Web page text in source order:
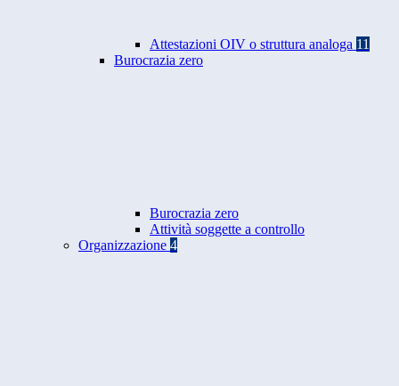
Attestazioni OIV o struttura analoga 11
Burocrazia zero
Burocrazia zero
Attività soggette a controllo
Organizzazione 4